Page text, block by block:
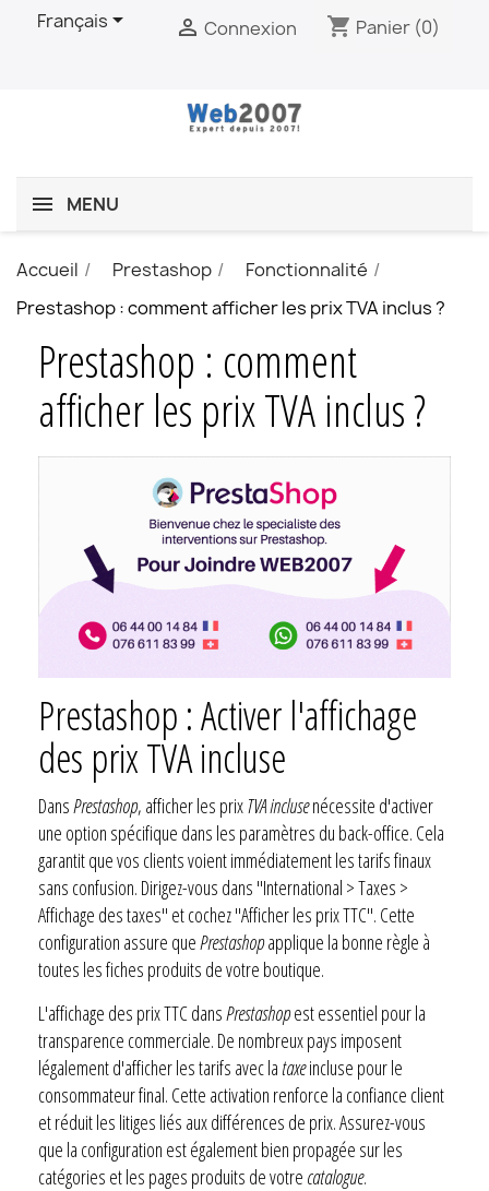
Français  Connexion shopping_cart Panier (0)
MENU
Accueil Prestashop
Fonctionnalité
Prestashop : comment afficher les prix TVA inclus ?
Prestashop : comment
afficher les prix TVA inclus ?
Prestashop : Activer l'affichage
des prix TVA incluse
DansPrestashop, afficher les prix TVA inclusenécessite d'activer
une option spécifique dans les paramètres du back-office. Cela
garantit que vos clients voient immédiatement les tarifs finaux
sans confusion. Dirigez-vous dans "International > Taxes >
Affichage des taxes" et cochez "Afficher les prix TTC". Cette
configuration assure quePrestashopapplique la bonne règle à
toutes les fiches produits de votre boutique.
L'affichage des prix TTC dansPrestashopest essentiel pour la
transparence commerciale. De nombreux pays imposent
légalement d'afficher les tarifs avec lataxeincluse pour le
consommateur final. Cette activation renforce la confiance client
et réduit les litiges liés aux différences de prix. Assurez-vous
que la configuration est également bien propagée sur les
catégories et les pages produits de votre catalogue.